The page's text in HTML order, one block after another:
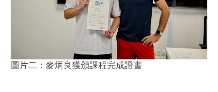
圖片二：麥炳良獲頒課程完成證書